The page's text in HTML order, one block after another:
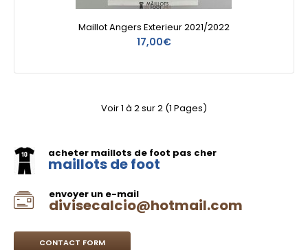
Maillot Angers Exterieur 2021/2022
17,00€
Voir 1 à 2 sur 2 (1 Pages)
acheter maillots de foot pas cher
maillots de foot
envoyer un e-mail
divisecalcio@hotmail.com
CONTACT FORM